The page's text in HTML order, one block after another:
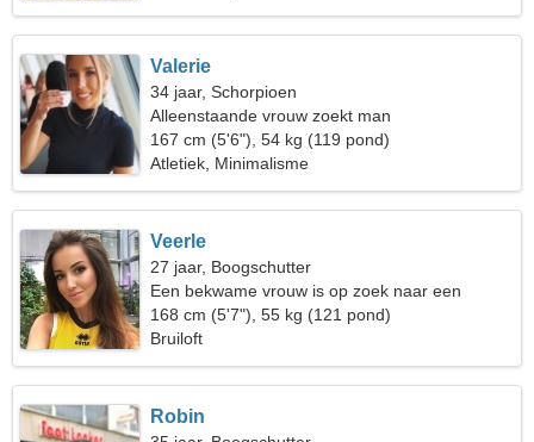
Valerie
34 jaar, Schorpioen
Alleenstaande vrouw zoekt man
167 cm (5'6"), 54 kg (119 pond)
Atletiek, Minimalisme
Veerle
27 jaar, Boogschutter
Een bekwame vrouw is op zoek naar een
serieuze relatie
168 cm (5'7"), 55 kg (121 pond)
Bruiloft
Robin